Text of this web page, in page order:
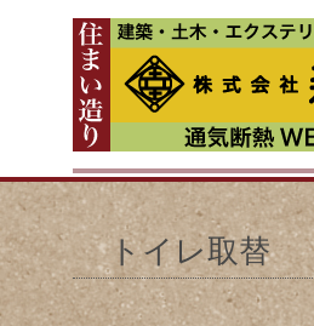
トイレ取替